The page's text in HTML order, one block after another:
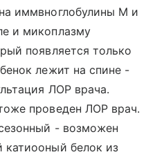
иммвноглобулины М и
и микоплазму
появляется только
лежит на спине -
ЛОР врача.
проведен ЛОР врач.
- возможен
катиооный белок из